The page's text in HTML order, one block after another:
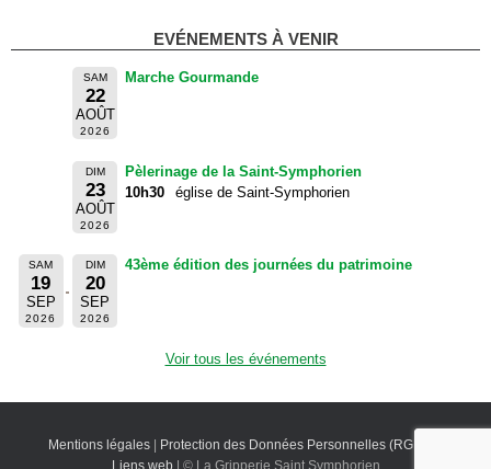
EVÉNEMENTS À VENIR
SAM
22
AOÛT
2026
Marche Gourmande
DIM
23
AOÛT
2026
Pèlerinage de la Saint-Symphorien
10h30
église de Saint-Symphorien
SAM
19
SEP
2026
DIM
20
SEP
2026
43ème édition des journées du patrimoine
Voir tous les événements
Mentions légales Protection des Données Personnelles (RGPD)
Liens web| © La Gripperie Saint Symphorien